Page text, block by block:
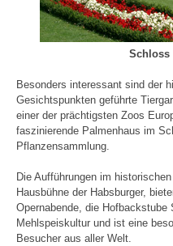
Schloss
Besonders interessant sind der
Gesichtspunkten geführte
einer der prächtigsten Zoos
faszinierende Palmenhaus im
Pflanzensammlung.
Die Aufführungen im
Hausbühne der Habsburger,
Opernabende, die Hofbackstube
Mehlspeiskultur und ist eine
Besucher aus aller Welt.